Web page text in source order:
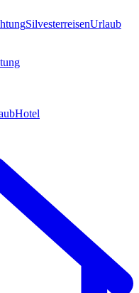
SilvesterreisenUrlaub
Hotel